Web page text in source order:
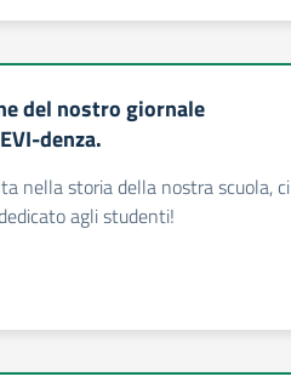
del nostro giornale
denza.
nella storia della nostra scuola, ci
agli studenti!